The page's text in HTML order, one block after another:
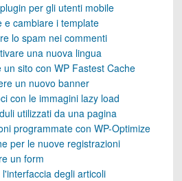
per gli utenti mobile
e cambiare i template
lo spam nei commenti
una nuova lingua
sito con WP Fastest Cache
un nuovo banner
con le immagini lazy load
utilizzati da una pagina
programmate con WP-Optimize
per le nuove registrazioni
un form
degli articoli